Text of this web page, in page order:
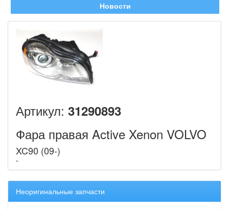
Новости
Артикул: 31290893
Фара правая Active Xenon VOLVO
XC90 (09-)
Неоригинальные запчасти